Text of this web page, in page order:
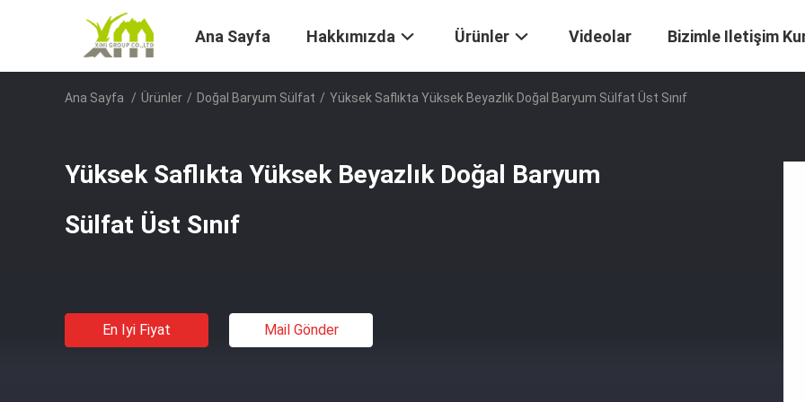
Ana Sayfa Hakkımızda Ürünler Videolar Bizimle Iletişim
Ana Sayfa / Ürünler / Doğal Baryum Sülfat / Yüksek Saflıkta Yüksek Beyazlık Doğal Baryum Sülfat Üst Sınıf
Yüksek Saflıkta Yüksek Beyazlık Doğal Baryum
Sülfat Üst Sınıf
En Iyi Fiyat Mail Gönder